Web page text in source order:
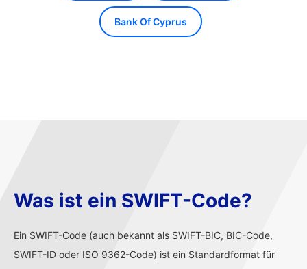
Bank Of Cyprus
Was ist ein SWIFT-Code?
Ein SWIFT-Code (auch bekannt als SWIFT-BIC, BIC-Code,
SWIFT-ID oder ISO 9362-Code) ist ein Standardformat für